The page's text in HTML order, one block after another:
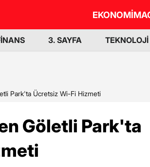
EKONOMİ
3. SAYFA TEKNOLOJİ
Park'ta Ücretsiz Wi-Fi Hizmeti
Göletli Park'ta